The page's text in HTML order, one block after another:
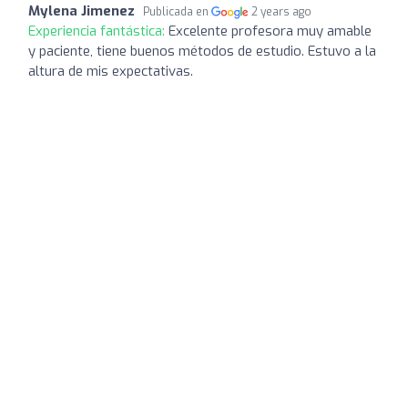
Mylena Jimenez Publicada en 2 years ago
Experiencia fantástica: Excelente profesora muy amable
y paciente, tiene buenos métodos de estudio. Estuvo a la
altura de mis expectativas.